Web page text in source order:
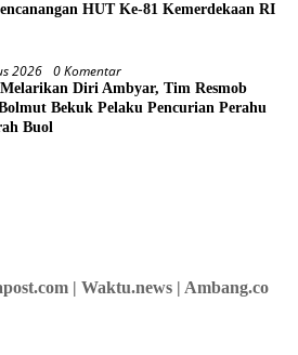
HUT Ke-81 Kemerdekaan RI
2026 0 Komentar
Diri Ambyar, Tim Resmob
Bekuk Pelaku Pencurian Perahu
Buol
| Waktu.news | Ambang.co